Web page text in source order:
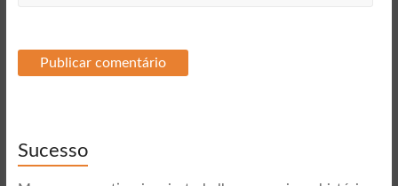
Sucesso